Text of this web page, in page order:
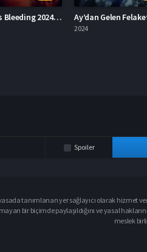
Ay’dan Gelen Felaket 2024 – Ay’dan Gelen Felaket 1080p Turkce Dublaj izle
2023
Spoiler
yasada tanımlanan yer sağlayıcı olarak hizmet
bir biçimde paylaşıldığını ve yasal
meslek